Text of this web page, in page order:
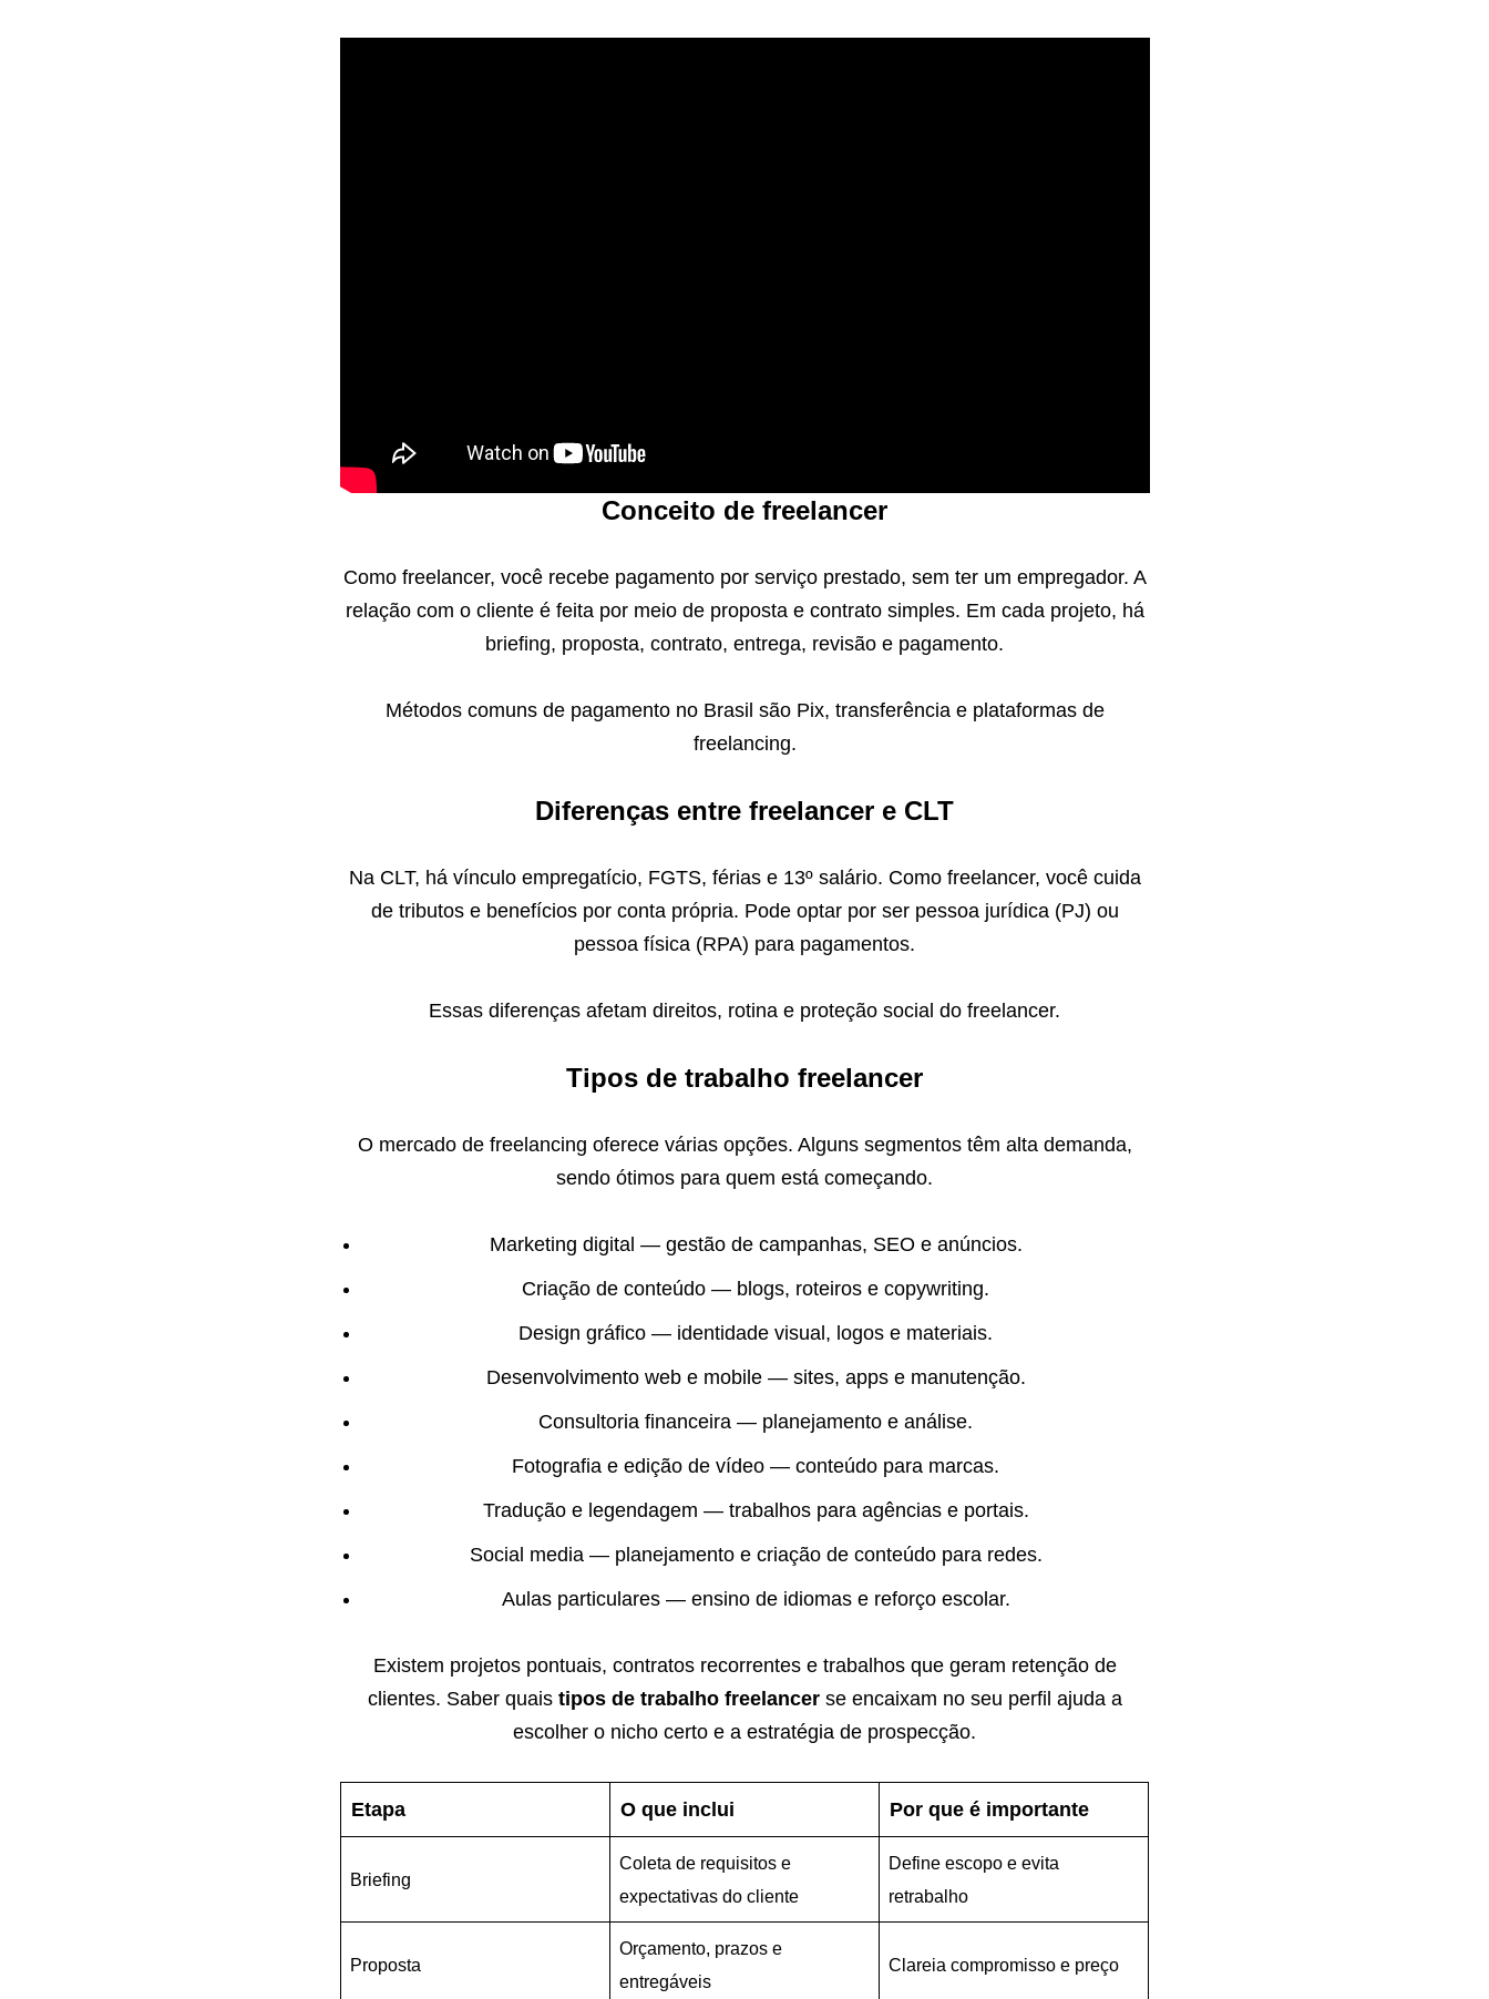
Conceito de freelancer
Como freelancer, você recebe pagamento por serviço prestado, sem ter um empregador. A
relação com o cliente é feita por meio de proposta e contrato simples. Em cada projeto, há
briefing, proposta, contrato, entrega, revisão e pagamento.
Métodos comuns de pagamento no Brasil são Pix, transferência e plataformas de
freelancing.
Diferenças entre freelancer e CLT
Na CLT, há vínculo empregatício, FGTS, férias e 13º salário. Como freelancer, você cuida
de tributos e benefícios por conta própria. Pode optar por ser pessoa jurídica (PJ) ou
pessoa física (RPA) para pagamentos.
Essas diferenças afetam direitos, rotina e proteção social do freelancer.
Tipos de trabalho freelancer
O mercado de freelancing oferece várias opções. Alguns segmentos têm alta demanda,
sendo ótimos para quem está começando.
Marketing digital — gestão de campanhas, SEO e anúncios.
Criação de conteúdo — blogs, roteiros e copywriting.
Design gráfico — identidade visual, logos e materiais.
Desenvolvimento web e mobile — sites, apps e manutenção.
Consultoria financeira — planejamento e análise.
Fotografia e edição de vídeo — conteúdo para marcas.
Tradução e legendagem — trabalhos para agências e portais.
Social media — planejamento e criação de conteúdo para redes.
Aulas particulares — ensino de idiomas e reforço escolar.
Existem projetos pontuais, contratos recorrentes e trabalhos que geram retenção de
clientes. Saber quais tipos de trabalho freelancerse encaixam no seu perfil ajuda a
escolher o nicho certo e a estratégia de prospecção.
Etapa O que inclui Por que é importante
Briefing
Coleta de requisitos e
expectativas do cliente
Define escopo e evita
retrabalho
Proposta
Orçamento, prazos e
entregáveis
Clareia compromisso e preço